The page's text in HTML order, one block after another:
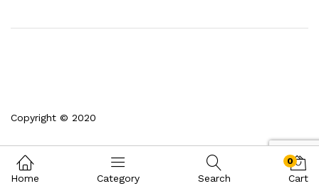
Copyright © 2020
Home Category Search
0
Cart